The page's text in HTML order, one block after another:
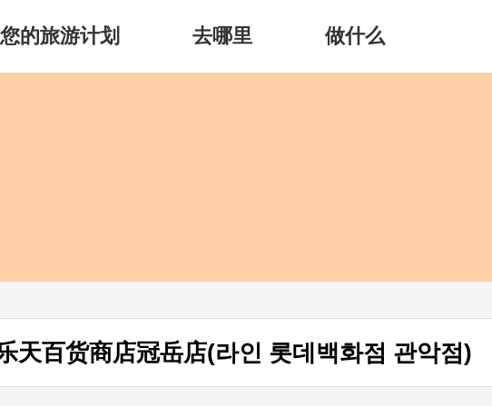
的旅游计划 去哪里 做什么
天百货商店冠岳店(라인 롯데백화점 관악점)